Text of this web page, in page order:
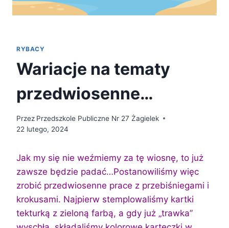
RYBACY
Wariacje na tematy
przedwiosenne…
Przez Przedszkole Publiczne Nr 27 Żagielek
22 lutego, 2024
Jak my się nie weźmiemy za tę wiosnę, to już
zawsze będzie padać…Postanowiliśmy więc
zrobić przedwiosenne prace z przebiśniegami i
krokusami. Najpierw stemplowaliśmy kartki
tekturką z zieloną farbą, a gdy już „trawka”